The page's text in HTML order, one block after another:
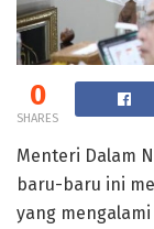
0
SHARES
Menteri Dalam
baru-baru ini
yang